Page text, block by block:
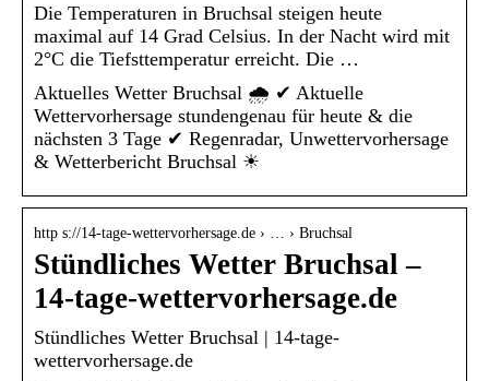
Die Temperaturen in Bruchsal steigen heute
maximal auf 14 Grad Celsius. In der Nacht wird mit
2°C die Tiefsttemperatur erreicht. Die …
Aktuelles Wetter Bruchsal 🌧️ ✔ Aktuelle
Wettervorhersage stundengenau für heute & die
nächsten 3 Tage ✔ Regenradar, Unwettervorhersage
& Wetterbericht Bruchsal ☀
http s://14-tage-wettervorhersage.de › … › Bruchsal
Stündliches Wetter Bruchsal –
14-tage-wettervorhersage.de
Stündliches Wetter Bruchsal | 14-tage-
wettervorhersage.de